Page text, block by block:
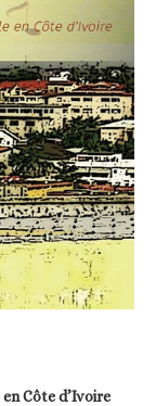
Côte d’Ivoire